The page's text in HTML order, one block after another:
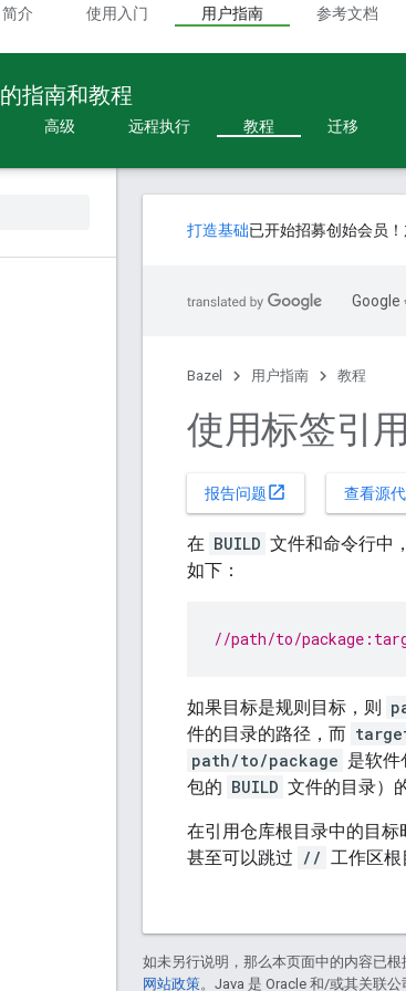
介 使用入门 用户指南 参考文档
指南和教程
高级 远程执行 教程 迁移
打造基础已开始招募创始会员！
Google
Bazel 用户指南 教程
使用标签引
报告问题open_in_new 查看源
在 BUILD 文件和命令行中
如下：
//path/to/
如果目标是规则目标，则
件的目录的路径，而
path/to/package 是软件
包的 BUILD 文件的目录）
在引用仓库根目录中的目
甚至可以跳过 // 工作区
如未另行说明，那么本页面中的内容已根
网站政策。Java 是 Oracle 和/或其关联公